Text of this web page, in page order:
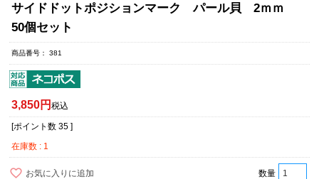
サイドドットポジションマーク パール貝 2ｍｍ
50個セット
商品番号 381
3,850 税込
[ポイント数 35 ]
在庫数
1
お気に入りに追加